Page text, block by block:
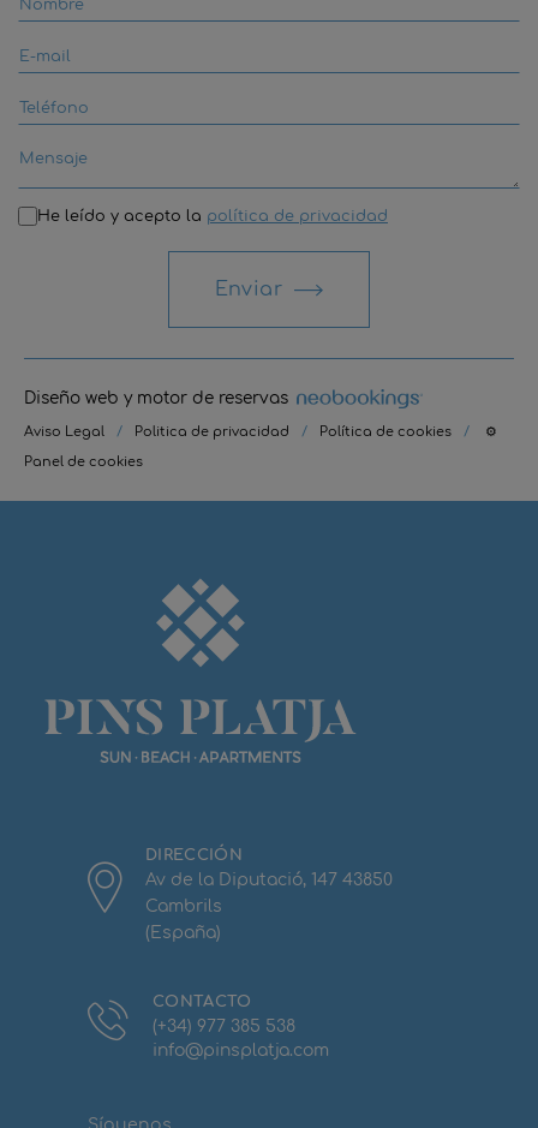
He leído y acepto la política de privacidad
Enviar
Diseño web y motor de reservas
Aviso Legal / Politica de privacidad / Política de cookies /
⚙
Panel de cookies
DIRECCIÓN
Av de la Diputació, 147 43850
Cambrils
(España)
CONTACTO
(+34) 977 385 538
info@pinsplatja.com